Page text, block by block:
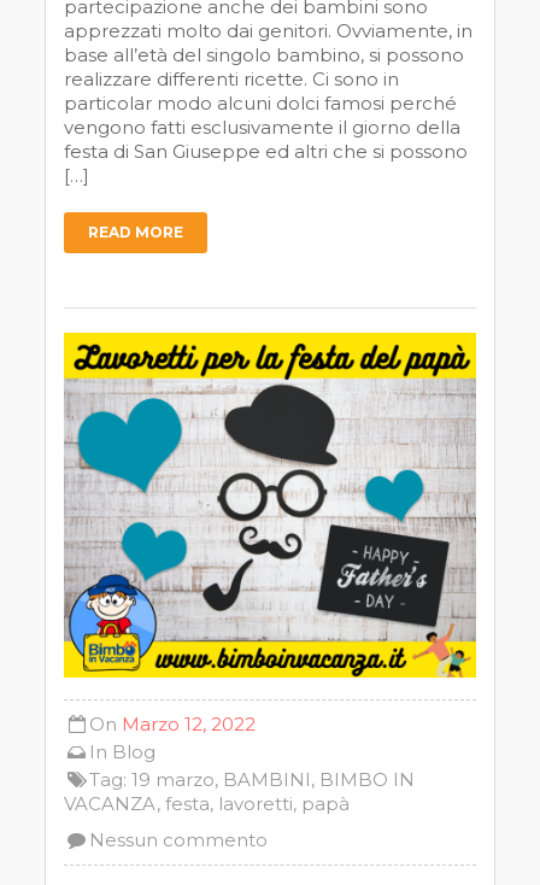
partecipazione anche dei bambini sono
apprezzati molto dai genitori. Ovviamente, in
base all’età del singolo bambino, si possono
realizzare differenti ricette. Ci sono in
particolar modo alcuni dolci famosi perché
vengono fatti esclusivamente il giorno della
festa di San Giuseppe ed altri che si possono
[…]
READ MORE
On Marzo 12, 2022
In Blog
Tag:19 marzo, BAMBINI, BIMBO IN
VACANZA,festa, lavoretti, papà
Nessun commento